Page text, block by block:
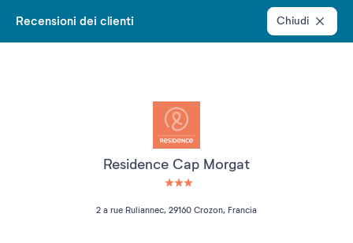
Recensioni dei clienti Chiudi
Residence Cap Morgat
2 a rue Ruliannec, 29160 Crozon, Francia